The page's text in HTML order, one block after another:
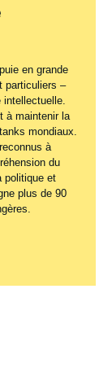
en grande
particuliers –
à maintenir la
mondiaux.
à
du
politique et
plus de 90